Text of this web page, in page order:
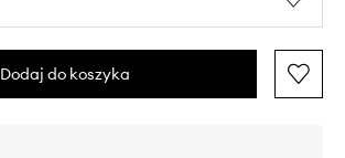
Dodaj do koszyka